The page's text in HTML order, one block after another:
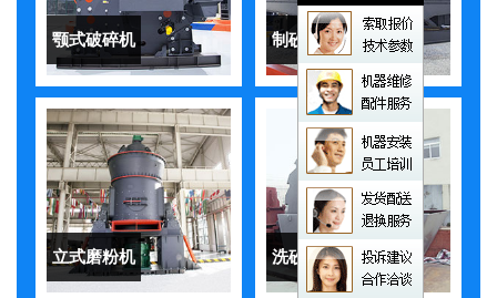
颚式破碎机 制砂机
立式磨粉机 洗砂机